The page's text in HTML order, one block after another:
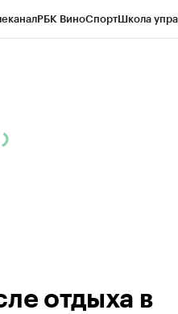
РБК ВиноСпортШкола
отдыха в